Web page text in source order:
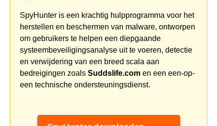
SpyHunter is een krachtig hulpprogramma voor het
herstellen en beschermen van malware, ontworpen
om gebruikers te helpen een diepgaande
systeembeveiligingsanalyse uit te voeren, detectie
en verwijdering van een breed scala aan
bedreigingen zoals Suddslife.com en een een-op-
een technische ondersteuningsdienst.